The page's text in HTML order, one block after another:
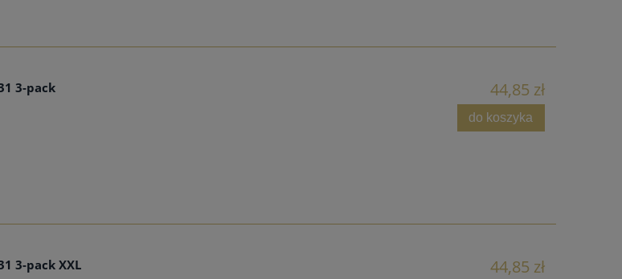
3-pack 44,85 zł
do koszyka
3-pack XXL 44,85 zł